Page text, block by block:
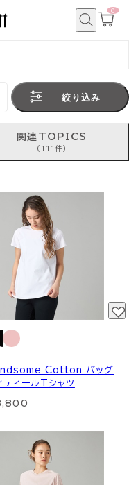
カ
0
絞り込み
関連TOPICS
(111件)
Cotton バッグ
ティールTシャツ